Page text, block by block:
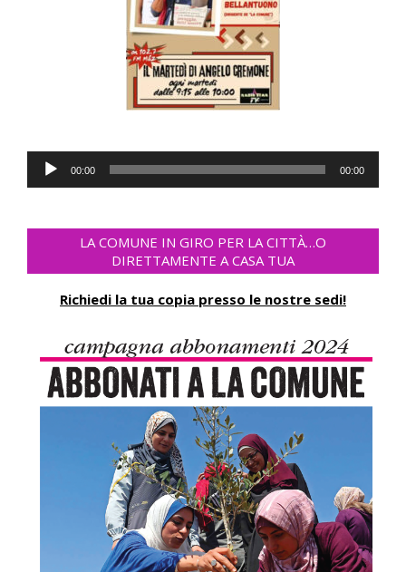
Audio-
Player
00:00 00:00
LA COMUNE IN GIRO PER LA CITTÀ…O
DIRETTAMENTE A CASA TUA
Richiedi la tua copia presso le nostre sedi!